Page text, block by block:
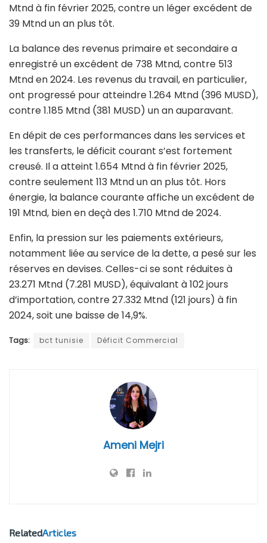
Mtnd à fin février 2025, contre un léger excédent de
39 Mtnd un an plus tôt.
La balance des revenus primaire et secondaire a
enregistré un excédent de 738 Mtnd, contre 513
Mtnd en 2024. Les revenus du travail, en particulier,
ont progressé pour atteindre 1.264 Mtnd (396 MUSD),
contre 1.185 Mtnd (381 MUSD) un an auparavant.
En dépit de ces performances dans les services et
les transferts, le déficit courant s’est fortement
creusé. Il a atteint 1.654 Mtnd à fin février 2025,
contre seulement 113 Mtnd un an plus tôt. Hors
énergie, la balance courante affiche un excédent de
191 Mtnd, bien en deçà des 1.710 Mtnd de 2024.
Enfin, la pression sur les paiements extérieurs,
notamment liée au service de la dette, a pesé sur les
réserves en devises. Celles-ci se sont réduites à
23.271 Mtnd (7.281 MUSD), équivalant à 102 jours
d’importation, contre 27.332 Mtnd (121 jours) à fin
2024, soit une baisse de 14,9%.
Tags: bct tunisie Déficit Commercial
Ameni Mejri
RelatedArticles